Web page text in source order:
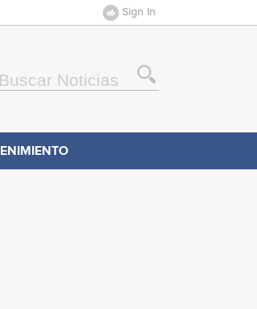
Sign In